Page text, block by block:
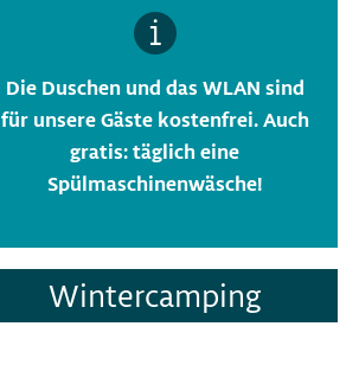
Die Duschen und das WLAN sind
für unsere Gäste kostenfrei. Auch
gratis: täglich eine
Spülmaschinenwäsche!
Wintercamping